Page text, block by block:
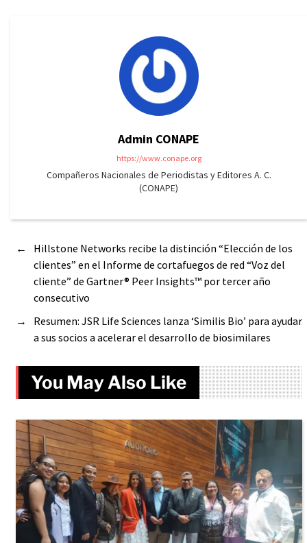
Admin CONAPE
https://www.conape.org
Compañeros Nacionales de Periodistas y Editores A. C.
(CONAPE)
←
Hillstone Networks recibe la distinción “Elección de los
clientes” en el Informe de cortafuegos de red “Voz del
cliente” de Gartner® Peer Insights™ por tercer año
consecutivo
→
Resumen: JSR Life Sciences lanza ‘Similis Bio’ para ayudar
a sus socios a acelerar el desarrollo de biosimilares
You May Also Like